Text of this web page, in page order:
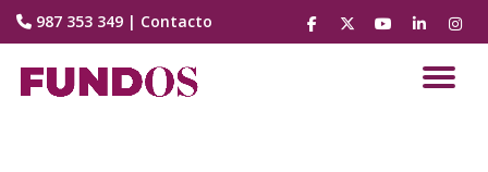
contenido
987 353 349 | Contacto
fa-
facebook
fa-
brands
fa-
youtube-
fa-
linkedin
fa-